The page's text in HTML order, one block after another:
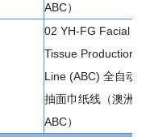
ABC）
02 YH-FG Facial
Tissue Production
Line (ABC) 全自动盒
抽面巾纸线（澳洲
ABC）